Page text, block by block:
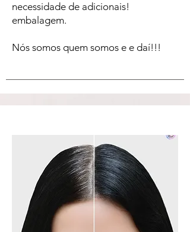
necessidade de adicionais!
embalagem.
Nós somos quem somos e e daí!!!